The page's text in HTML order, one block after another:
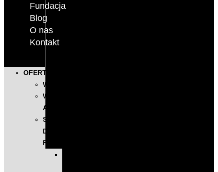
Fundacja
Blog
O nas
Kontakt
OFERTA
WYSTĄPIENIA
WARSZTATY
AI
SZKOLENIA
DLA
FIRM